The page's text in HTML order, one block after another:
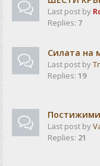
Last post by
Replies: 7
Силата на
Last post by
Replies: 19
Last post by
Replies: 21